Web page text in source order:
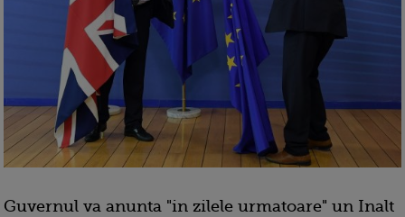
Guvernul va anunta "in zilele urmatoare" un Inalt